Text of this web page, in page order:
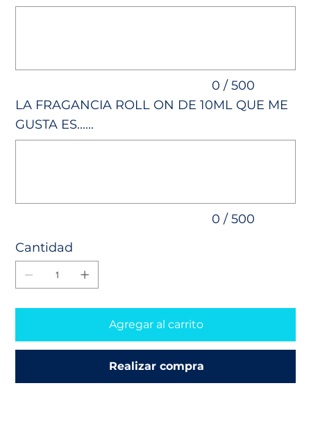
0 / 500
LA FRAGANCIA ROLL ON DE 10ML QUE ME
GUSTA ES......
0 / 500
Cantidad
Agregar al carrito
Realizar compra